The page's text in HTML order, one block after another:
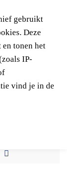
gebruikt
Deze
tonen het
IP-
vind je in de